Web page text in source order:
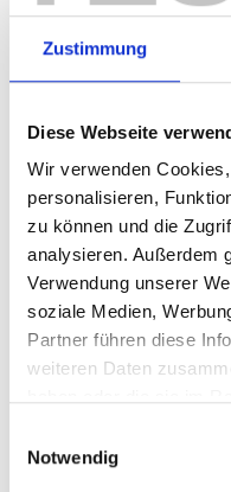
Zustimmung
Diese Webseite
Wir verwenden
personalisieren,
zu können und die
analysieren. Außerdem
Verwendung unserer
soziale Medien,
Partner führen diese
weiteren Daten
Notwendig
Sofort verfügbar,
IN DEN
Produktdetails